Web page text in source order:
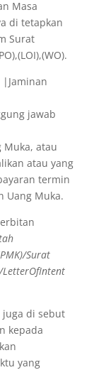
Masa
di tetapkan
Surat
|Jaminan
jawab
Muka, atau
atau yang
termin
Uang Muka.
Surat
LetterOfIntent
juga di sebut
kepada
yang